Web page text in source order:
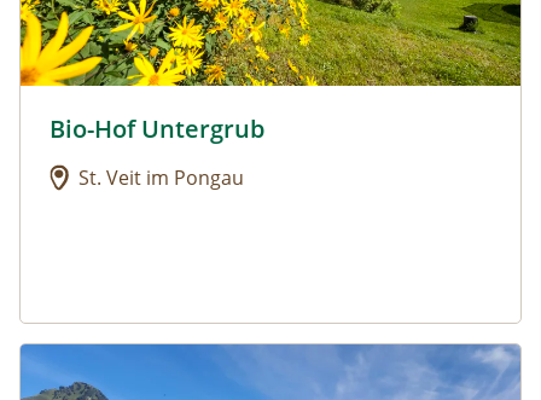
Urlaub am Bauernhof: Bio-Hof Untergrub
Bio-Hof Untergrub
St. Veit im Pongau
Urlaub am Bauernhof: Biohof Maurachgut